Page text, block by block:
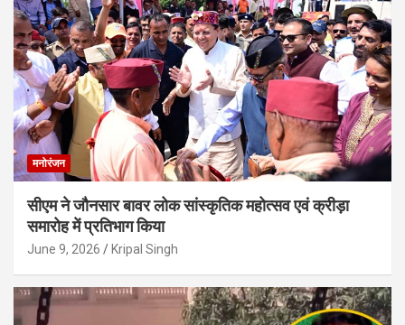
मनोरंजन
सीएम ने जौनसार बावर लोक सांस्कृतिक महोत्सव एवं क्रीड़ा
समारोह में प्रतिभाग किया
June 9, 2026 Kripal Singh